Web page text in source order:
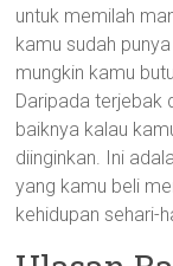
untuk memilah
kamu sudah
mungkin kamu
Daripada terjebak
baiknya kalau
diinginkan. Ini
yang kamu beli
kehidupan sehari-